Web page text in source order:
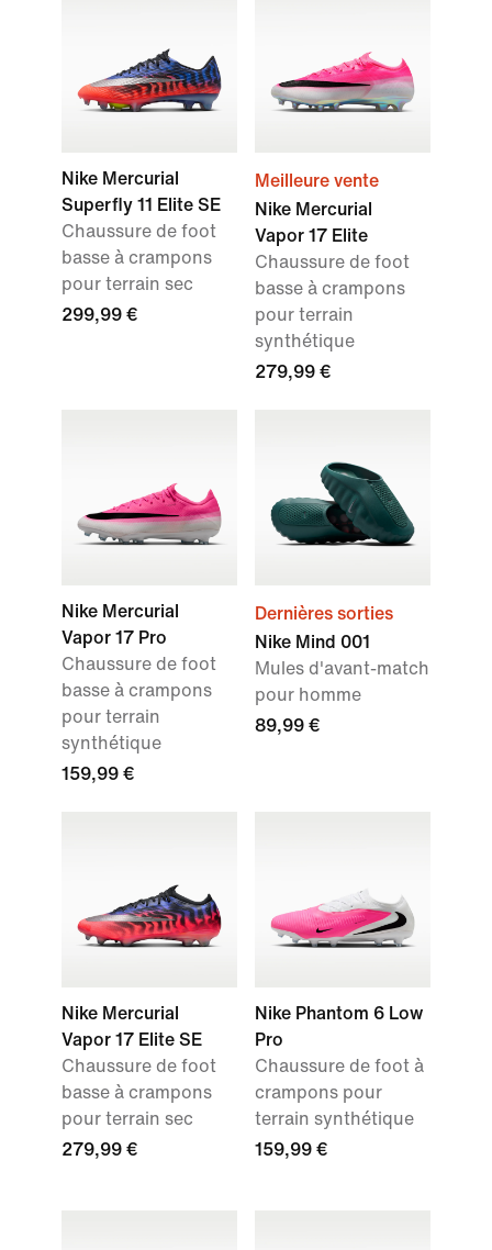
Nike Mercurial
Superfly 11 Elite SE
Chaussure de foot
basse à crampons
pour terrain sec
299,99 €
Meilleure vente
Nike Mercurial
Vapor 17 Elite
Chaussure de foot
basse à crampons
pour terrain
synthétique
279,99 €
Nike Mercurial
Vapor 17 Pro
Chaussure de foot
basse à crampons
pour terrain
synthétique
159,99 €
Dernières sorties
Nike Mind 001
Mules d'avant-match
pour homme
89,99 €
Nike Mercurial
Vapor 17 Elite SE
Chaussure de foot
basse à crampons
pour terrain sec
279,99 €
Nike Phantom 6 Low
Pro
Chaussure de foot à
crampons pour
terrain synthétique
159,99 €